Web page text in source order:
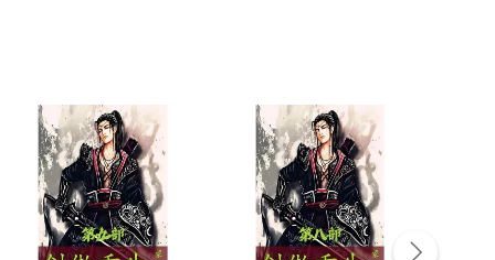
客服資訊